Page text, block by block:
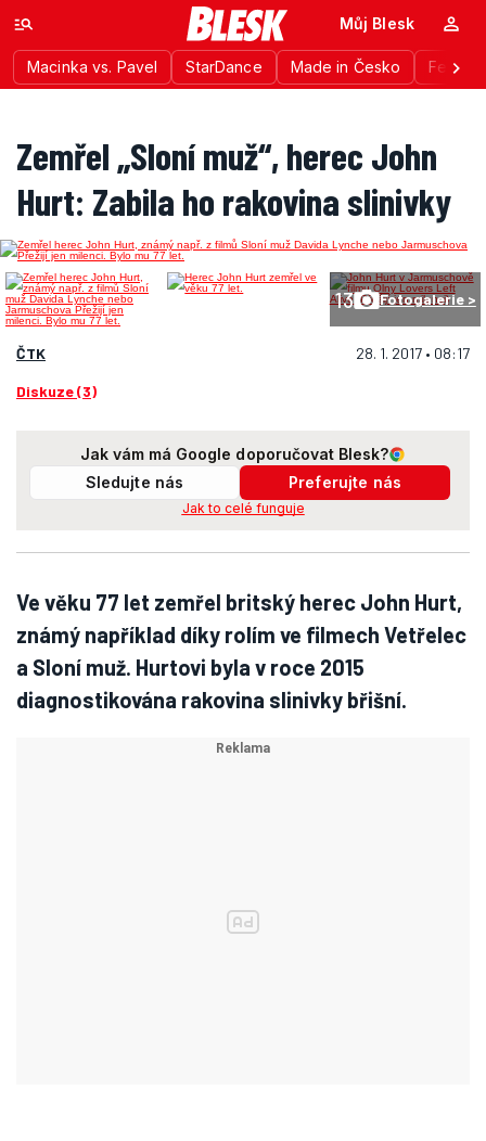
Macinka vs. Pavel StarDance Made in Česko
Můj Blesk
Zemřel „Sloní muž“, herec John
Hurt: Zabila ho rakovina slinivky
13 Fotogalerie >
ČTK 28. 1. 2017 • 08:17
Diskuze (3)
Jak vám má Google doporučovat Blesk?
Sledujte nás
Preferujte nás
Jak to celé funguje
Ve věku 77 let zemřel britský herec John Hurt,
známý například díky rolím ve filmech Vetřelec
a Sloní muž. Hurtovi byla v roce 2015
diagnostikována rakovina slinivky břišní.